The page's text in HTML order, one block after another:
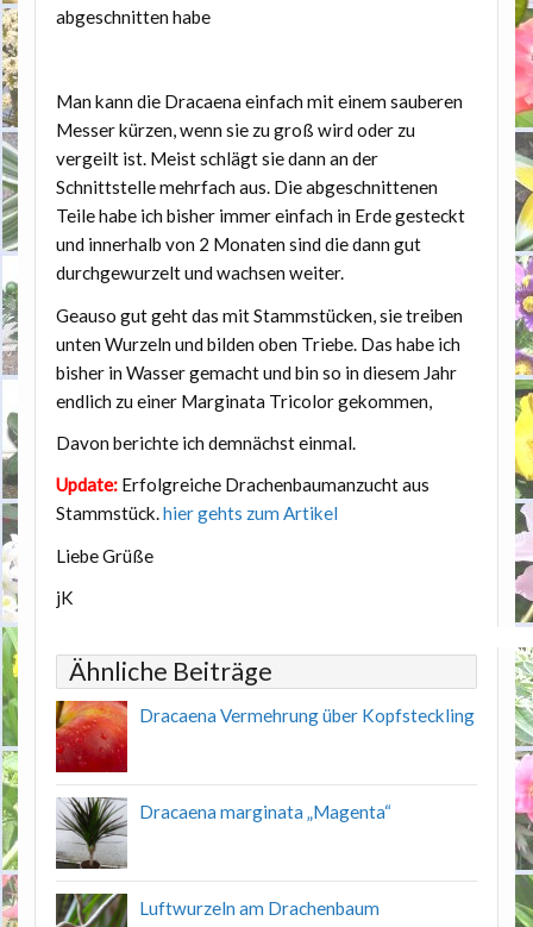
abgeschnitten habe
Man kann die Dracaena einfach mit einem sauberen
Messer kürzen, wenn sie zu groß wird oder zu
vergeilt ist. Meist schlägt sie dann an der
Schnittstelle mehrfach aus. Die abgeschnittenen
Teile habe ich bisher immer einfach in Erde gesteckt
und innerhalb von 2 Monaten sind die dann gut
durchgewurzelt und wachsen weiter.
Geauso gut geht das mit Stammstücken, sie treiben
unten Wurzeln und bilden oben Triebe. Das habe ich
bisher in Wasser gemacht und bin so in diesem Jahr
endlich zu einer Marginata Tricolor gekommen,
Davon berichte ich demnächst einmal.
Update:Erfolgreiche Drachenbaumanzucht aus
Stammstück.hier gehts zum Artikel
Liebe Grüße
jK
Ähnliche Beiträge
Dracaena Vermehrung über Kopfsteckling
Dracaena marginata „Magenta“
Luftwurzeln am Drachenbaum